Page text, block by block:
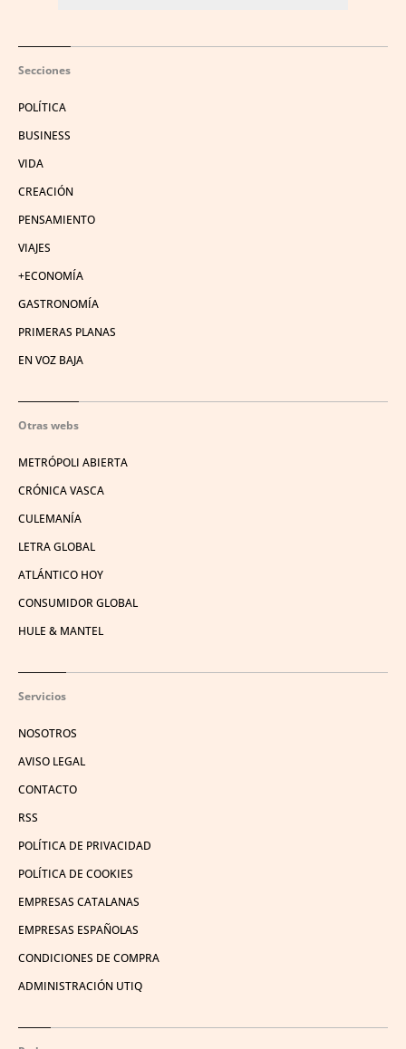
Secciones
POLÍTICA
BUSINESS
VIDA
CREACIÓN
PENSAMIENTO
VIAJES
+ECONOMÍA
GASTRONOMÍA
PRIMERAS PLANAS
EN VOZ BAJA
Otras webs
METRÓPOLI ABIERTA
CRÓNICA VASCA
CULEMANÍA
LETRA GLOBAL
ATLÁNTICO HOY
CONSUMIDOR GLOBAL
HULE & MANTEL
Servicios
NOSOTROS
AVISO LEGAL
CONTACTO
RSS
POLÍTICA DE PRIVACIDAD
POLÍTICA DE COOKIES
EMPRESAS CATALANAS
EMPRESAS ESPAÑOLAS
CONDICIONES DE COMPRA
ADMINISTRACIÓN UTIQ